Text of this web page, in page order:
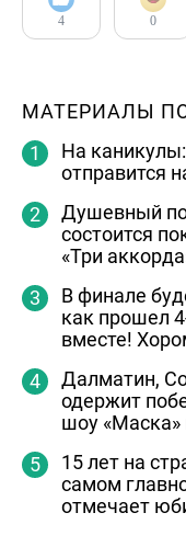
4 0
МАТЕРИАЛЫ
На
отправится
Душевный
состоится
«Три
В финале
как прошел
вместе!
Далматин,
одержит
шоу
15 лет на
самом
отмечает